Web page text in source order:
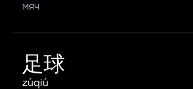
мяч
足球
zúqiú